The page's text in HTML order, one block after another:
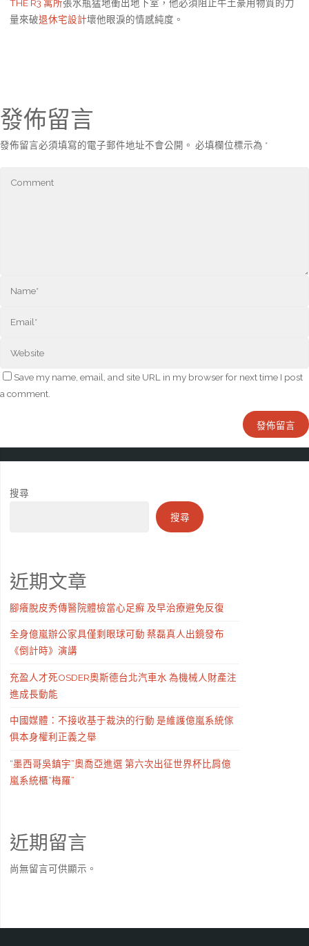
THE R3 寓所張水瓶猛地衝出地下室，他必須阻止牛土豪用物質的力
量來破退休宅設計壞他眼淚的情感純度。
發佈留言
發佈留言必須填寫的電子郵件地址不會公開。 必填欄位標示為 *
Save my name, email, and site URL in my browser for next time I post
a comment.
搜尋
搜尋
近期文章
腳癢脫皮秀傳醫院體檢當心足癬 及早治療避免反復
全身億嵐辦公家具僅剩眼球可動 蔡磊真人出鏡發布
《倒計時》演講
充盈人才死OSDER奧斯德台北汽車水 為機械人財產注
進成長動能
中國媒體：不接收基于裁決的行動 是維護億嵐系統傢
俱本身權利正義之舉
“墨西哥吳鎮宇”奧喬亞進選 第六次出征世界杯比肩億
嵐系統櫃“梅羅”
近期留言
尚無留言可供顯示。